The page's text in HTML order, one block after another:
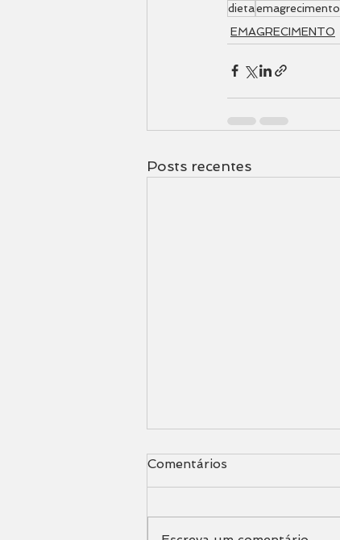
dietaemagrecimento
EMAGRECIMENTO
Posts recentes
Comentários